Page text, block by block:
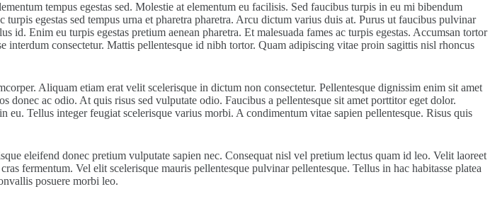
tempus egestas sed. Molestie at elementum eu facilisis. Sed faucibus turpis in eu mi bibendum
egestas sed tempus urna et pharetra pharetra. Arcu dictum varius duis at. Purus ut faucibus pulvinar
Enim eu turpis egestas pretium aenean pharetra. Et malesuada fames ac turpis egestas. Accumsan tortor
consectetur. Mattis pellentesque id nibh tortor. Quam adipiscing vitae proin sagittis nisl rhoncus
Aliquam etiam erat velit scelerisque in dictum non consectetur. Pellentesque dignissim enim sit amet
ac odio. At quis risus sed vulputate odio. Faucibus a pellentesque sit amet porttitor eget dolor.
Tellus integer feugiat scelerisque varius morbi. A condimentum vitae sapien pellentesque. Risus quis
eleifend donec pretium vulputate sapien nec. Consequat nisl vel pretium lectus quam id leo. Velit laoreet
fermentum. Vel elit scelerisque mauris pellentesque pulvinar pellentesque. Tellus in hac habitasse platea
posuere morbi leo.